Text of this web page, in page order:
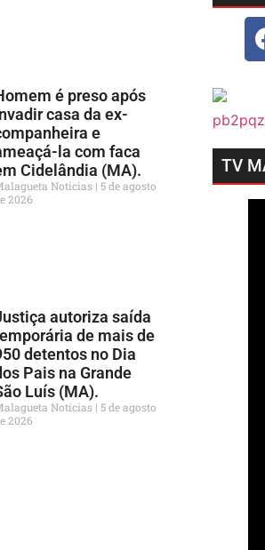
é preso após
casa da ex-
e
la com faca
Cidelândia (MA).
Notícias 5 de agosto
2026
autoriza saída
de mais de
detentos no Dia
Pais na Grande
Luís (MA).
Notícias 5 de agosto
2026
TV